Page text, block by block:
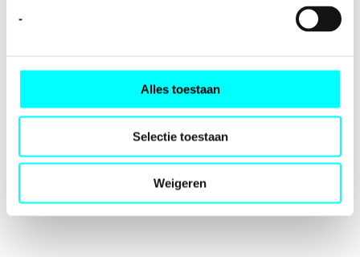
-
Alles toestaan
Selectie toestaan
Weigeren